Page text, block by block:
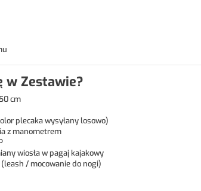
w Zestawie?
cm
plecaka wysyłany losowo)
z manometrem
wiosła w pagaj kajakowy
/ mocowanie do nogi)